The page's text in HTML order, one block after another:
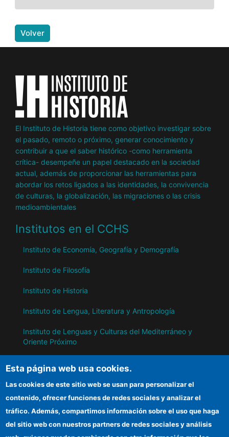
Volver
El Instituto de Historia tiene como objetivo investigar sobre
el pasado, remoto o próximo, generar conocimiento y
contribuir a que el saber histórico -como herramienta
crítica- desempeñe un papel destacado en la sociedad
actual, además de proporcionar las herramientas para
abordar los retos ligados a las identidades, la convivencia
de culturas, la globalización, las migraciones o las crisis
medioambientales
Institutos en el CCHS
Instituto de Economía, Geografía y Demografía
Instituto de Filosofía
Instituto de Historia
Instituto de Lengua, Literatura y Antropología
Instituto de Lenguas y Culturas del Mediterráneo y
Oriente Próximo
IH
Esta página web usa cookies.
Las cookies de este sitio web se usan para personalizar el
contenido, ofrecer funciones de redes sociales y analizar el
tráfico. Además, compartimos información sobre el uso que haga
del sitio web con nuestros partners de redes sociales y análisis